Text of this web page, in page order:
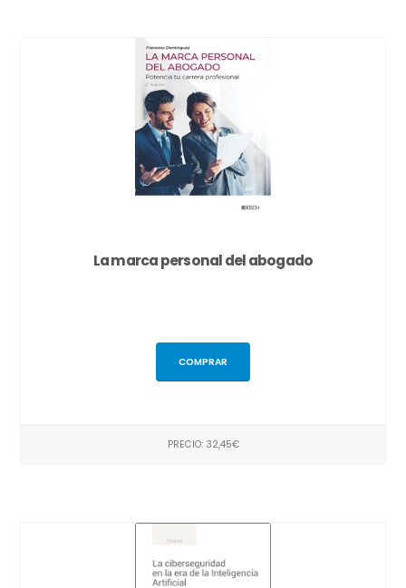
La marca personal del abogado
COMPRAR
PRECIO: 32,45€